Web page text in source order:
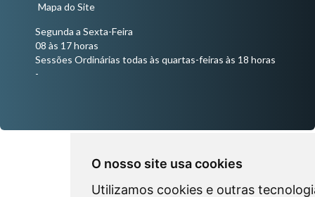
O nosso site usa cookies
Utilizamos cookies e outras
Mapa do Site
Segunda a Sexta-Feira
08 às 17 horas
Sessões Ordinárias todas às quartas-feiras às 18 horas
-